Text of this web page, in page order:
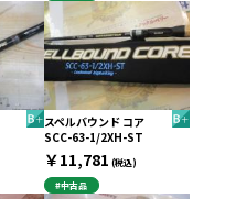
スペルバウンド コア
SCC-63-1/2XH-ST
￥11,781 (税込)
#中古品